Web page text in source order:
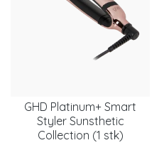
GHD Platinum+ Smart
Styler Sunsthetic
Collection (1 stk)